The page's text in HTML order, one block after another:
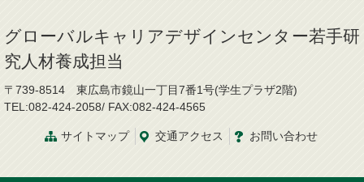
グローバルキャリアデザインセンター若手研
究人材養成担当
〒739-8514 東広島市鏡山一丁目7番1号(学生プラザ2階)
TEL:082-424-2058/ FAX:082-424-4565
サイトマップ 交通アクセス お問い合わせ